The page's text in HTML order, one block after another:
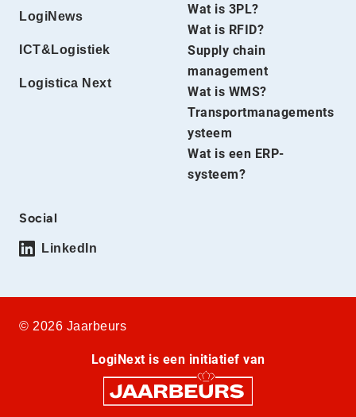
LogiNews
ICT&Logistiek
Logistica Next
Wat is 3PL?
Wat is RFID?
Supply chain
management
Wat is WMS?
Transportmanagements
ysteem
Wat is een ERP-
systeem?
Social
LinkedIn
© 2026 Jaarbeurs
LogiNext is een initiatief van